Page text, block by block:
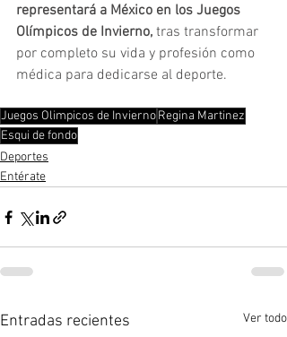
representará a México en los Juegos
Olímpicos de Invierno, tras transformar
por completo su vida y profesión como
médica para dedicarse al deporte.
Juegos Olimpicos de InviernoRegina Martinez
Esqui de fondo
Deportes
Entérate
Entradas recientes Ver todo